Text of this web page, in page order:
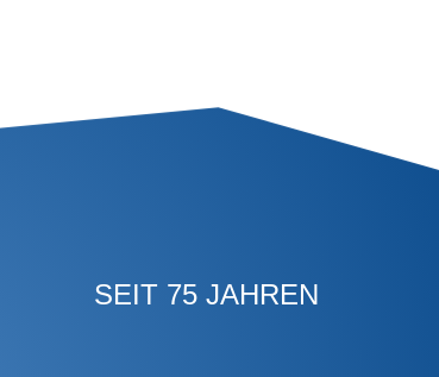
SEIT 75 JAHREN